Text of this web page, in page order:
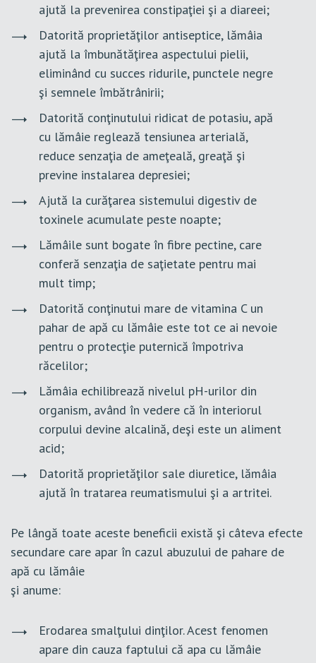
ajută la prevenirea constipaţiei şi a diareei;
Datorită proprietăţilor antiseptice, lămâia
ajută la îmbunătăţirea aspectului pielii,
eliminând cu succes ridurile, punctele negre
şi semnele îmbătrânirii;
Datorită conţinutului ridicat de potasiu, apă
cu lămâie reglează tensiunea arterială,
reduce senzaţia de ameţeală, greaţă şi
previne instalarea depresiei;
Ajută la curăţarea sistemului digestiv de
toxinele acumulate peste noapte;
Lămâile sunt bogate în fibre pectine, care
conferă senzaţia de saţietate pentru mai
mult timp;
Datorită conţinutui mare de vitamina C un
pahar de apă cu lămâie este tot ce ai nevoie
pentru o protecţie puternică împotriva
răcelilor;
Lămâia echilibrează nivelul pH-urilor din
organism, având în vedere că în interiorul
corpului devine alcalină, deşi este un aliment
acid;
Datorită proprietăţilor sale diuretice, lămâia
ajută în tratarea reumatismului şi a artritei.
Pe lângă toate aceste beneficii există şi câteva efecte
secundare care apar în cazul abuzului de pahare de
apă cu lămâie
şi anume:
Erodarea smalţului dinţilor. Acest fenomen
apare din cauza faptului că apa cu lămâie